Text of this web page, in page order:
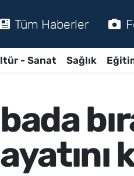
Tüm Haberler
- Sanat Sağlık